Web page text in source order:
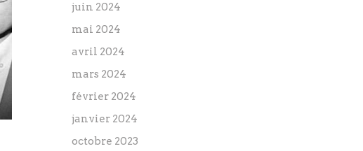
juin 2024
mai 2024
avril 2024
mars 2024
février 2024
janvier 2024
octobre 2023